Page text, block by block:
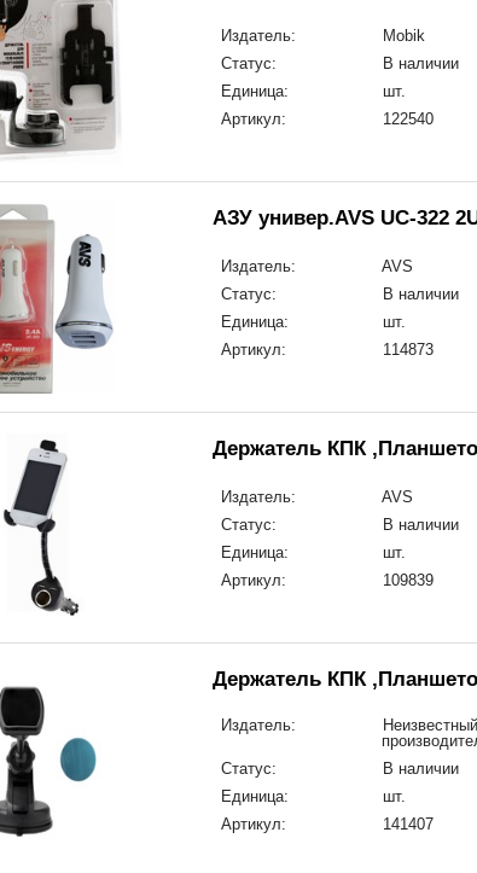
Издатель:
Mobik
Статус:
В наличии
Единица:
шт.
Артикул:
122540
АЗУ универ.AVS UC-322
Издатель:
AVS
Статус:
В наличии
Единица:
шт.
Артикул:
114873
Держатель КПК
Издатель:
AVS
Статус:
В наличии
Единица:
шт.
Артикул:
109839
Держатель КПК
Издатель:
Неизвестный
Статус:
В наличии
Единица:
шт.
Артикул:
141407